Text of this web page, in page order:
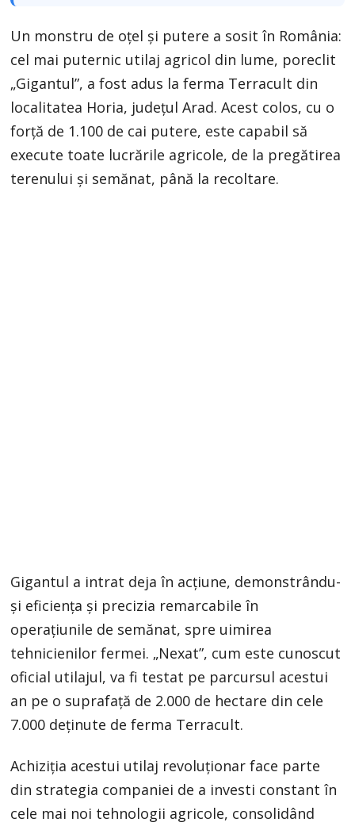
Un monstru de oțel și putere a sosit în România:
cel mai puternic utilaj agricol din lume, poreclit
„Gigantul”, a fost adus la ferma Terracult din
localitatea Horia, județul Arad. Acest colos, cu o
forță de 1.100 de cai putere, este capabil să
execute toate lucrările agricole, de la pregătirea
terenului și semănat, până la recoltare.
Gigantul a intrat deja în acțiune, demonstrându-
și eficiența și precizia remarcabile în
operațiunile de semănat, spre uimirea
tehnicienilor fermei. „Nexat”, cum este cunoscut
oficial utilajul, va fi testat pe parcursul acestui
an pe o suprafață de 2.000 de hectare din cele
7.000 deținute de ferma Terracult.
Achiziția acestui utilaj revoluționar face parte
din strategia companiei de a investi constant în
cele mai noi tehnologii agricole, consolidând